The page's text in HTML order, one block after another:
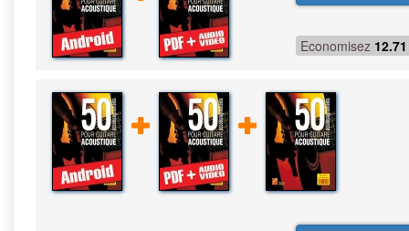
Economisez 12.71